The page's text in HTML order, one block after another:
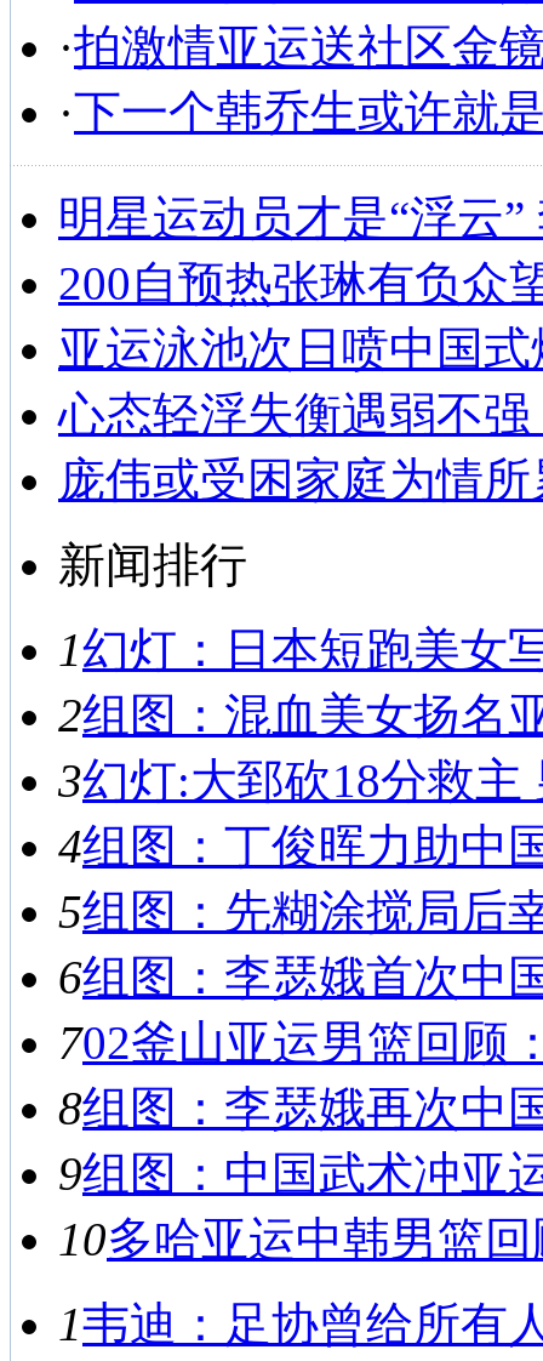
·拍激情亚运送社区金
·下一个韩乔生或许就
明星运动员才是“浮云
200自预热张琳有负众
亚运泳池次日喷中国
心态轻浮失衡遇弱不
庞伟或受困家庭为情
新闻排行
1幻灯：日本短跑美女
2组图：混血美女扬名
3幻灯:大郅砍18分救主
4组图：丁俊晖力助中
5组图：先糊涂搅局后
6组图：李瑟娥首次中
702釜山亚运男篮回顾
8组图：李瑟娥再次中
9组图：中国武术冲亚
10多哈亚运中韩男篮
1韦迪：足协曾给所有